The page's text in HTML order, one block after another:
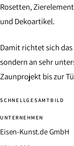
Rosetten,
und Dekoartikel.
Damit richtet sich
sondern an sehr
Zaunprojekt bis zur
SCHNELLGESAMTBILD
UNTERNEHMEN
Eisen-Kunst.de GmbH